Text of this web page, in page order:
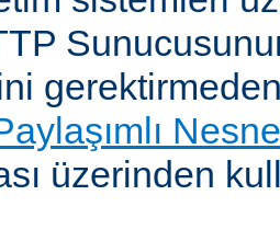
Nesne
üzerinden